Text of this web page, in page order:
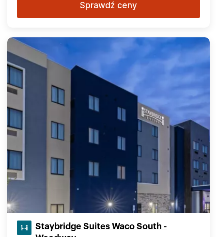
Sprawdź ceny
Staybridge Suites Waco South -